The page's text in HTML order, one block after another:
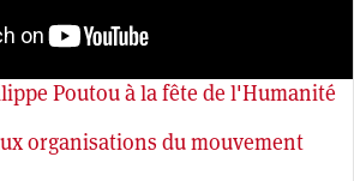
Poutou à la fête de l'Humanité
organisations du mouvement